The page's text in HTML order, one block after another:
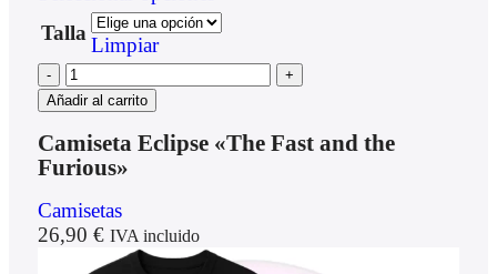
Talla
Limpiar
Añadir al carrito
Camiseta Eclipse «The Fast and the
Furious»
Camisetas
26,90 € IVA incluido